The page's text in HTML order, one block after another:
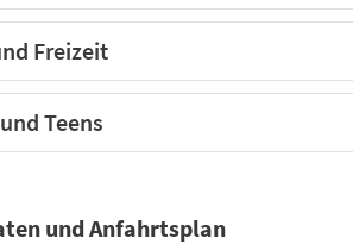
Freizeit
Teens
und Anfahrtsplan